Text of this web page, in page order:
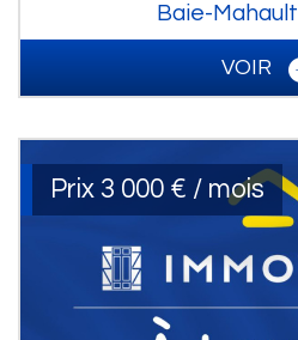
Baie-Mahault
VOIR
Prix 3 000 € / mois